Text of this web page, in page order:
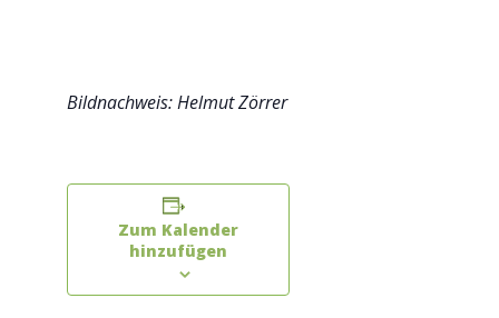
Bildnachweis: Helmut Zörrer
Zum Kalender
hinzufügen